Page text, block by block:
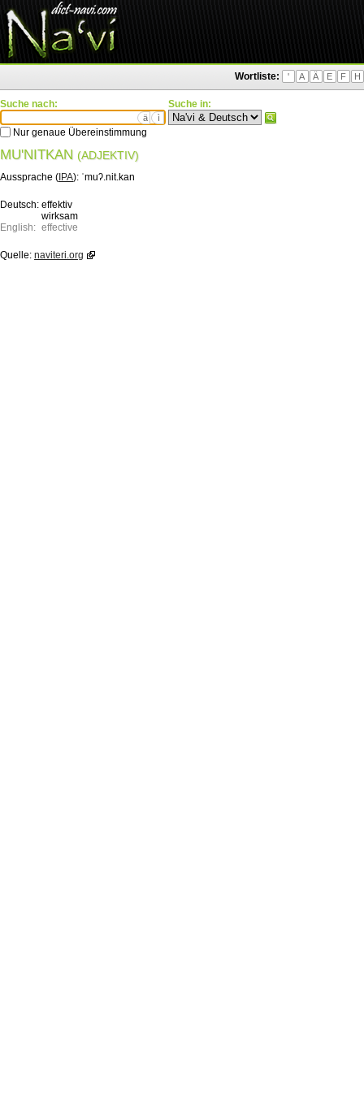
Wortliste: ' A Ä E F H
Suche nach:
ä ì
Nur genaue Übereinstimmung
Suche in:
MU'NITKAN (ADJEKTIV)
Aussprache ( IPA): ˈmuʔ.nit.kan
Deutsch: effektiv
wirksam
English: effective
Quelle: naviteri.org